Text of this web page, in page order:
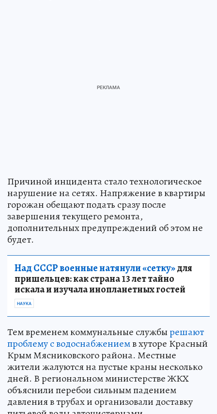
Причиной инцидента стало технологическое
нарушение на сетях. Напряжение в квартиры
горожан обещают подать сразу после
завершения текущего ремонта,
дополнительных предупреждений об этом не
будет.
Над СССР военные натянули «сетку»для
пришельцев: как страна 13 лет тайно
искала и изучала инопланетных гостей
НАУКА
Тем временем коммунальные службырешают
проблему с водоснабжениемв хуторе Красный
Крым Мясниковского района. Местные
жители жалуются на пустые краны несколько
дней. В региональном министерстве ЖКХ
объяснили перебои сильным падением
давления в трубах и организовали доставку